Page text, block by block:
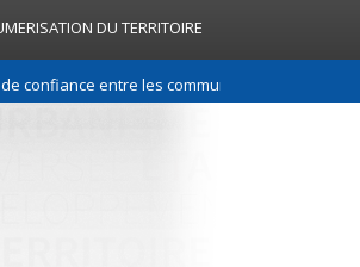
DU TERRITOIRE
entre les communes et leur